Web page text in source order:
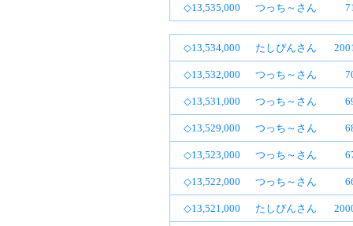
◇13,535,000 つっち～さん
◇13,534,000 たしぴんさん
◇13,532,000 つっち～さん
◇13,531,000 つっち～さん
◇13,529,000 つっち～さん
◇13,523,000 つっち～さん
◇13,522,000 つっち～さん
◇13,521,000 たしぴんさん